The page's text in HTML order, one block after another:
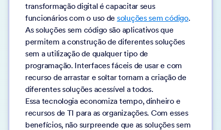
transformação digital é capacitar seus
funcionários com o uso de soluções sem código.
As soluções sem código são aplicativos que
permitem a construção de diferentes soluções
sem a utilização de qualquer tipo de
programação. Interfaces fáceis de usar e com
recurso de arrastar e soltar tornam a criação de
diferentes soluções acessível a todos.
Essa tecnologia economiza tempo, dinheiro e
recursos de TI para as organizações. Com esses
benefícios, não surpreende que as soluções sem